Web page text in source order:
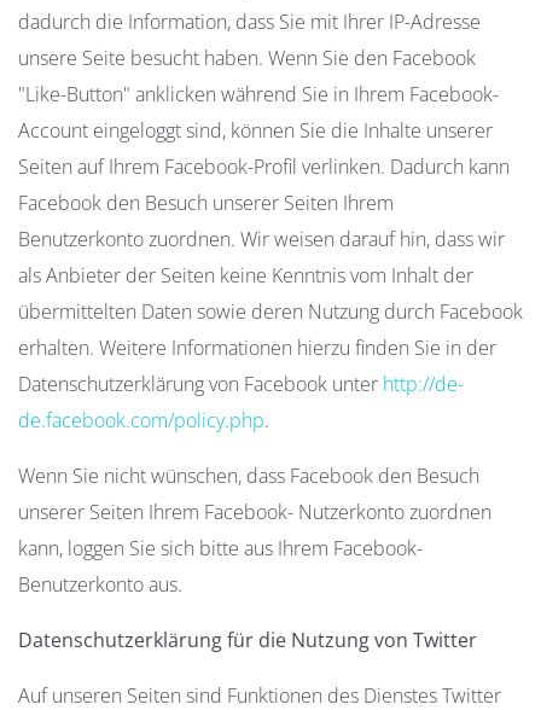
dadurch die Information, dass Sie mit Ihrer IP-Adresse
unsere Seite besucht haben. Wenn Sie den Facebook
"Like-Button" anklicken während Sie in Ihrem Facebook-
Account eingeloggt sind, können Sie die Inhalte unserer
Seiten auf Ihrem Facebook-Profil verlinken. Dadurch kann
Facebook den Besuch unserer Seiten Ihrem
Benutzerkonto zuordnen. Wir weisen darauf hin, dass wir
als Anbieter der Seiten keine Kenntnis vom Inhalt der
übermittelten Daten sowie deren Nutzung durch Facebook
erhalten. Weitere Informationen hierzu finden Sie in der
Datenschutzerklärung von Facebook unter http://de-
de.facebook.com/policy.php.
Wenn Sie nicht wünschen, dass Facebook den Besuch
unserer Seiten Ihrem Facebook- Nutzerkonto zuordnen
kann, loggen Sie sich bitte aus Ihrem Facebook-
Benutzerkonto aus.
Datenschutzerklärung für die Nutzung von Twitter
Auf unseren Seiten sind Funktionen des Dienstes Twitter